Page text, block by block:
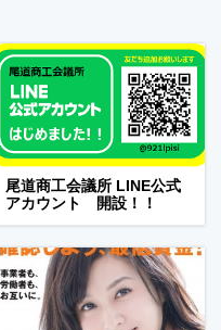
尾道商工会議所 LINE公式
アカウント 開設！！